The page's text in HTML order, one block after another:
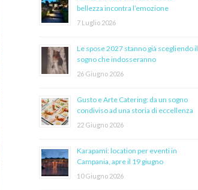
bellezza incontra l’emozione
7 Luglio 2026
Le spose 2027 stanno già scegliendo il
sogno che indosseranno
26 Giugno 2026
Gusto e Arte Catering: da un sogno
condiviso ad una storia di eccellenza
22 Giugno 2026
Karapami: location per eventi in
Campania, apre il 19 giugno
10 Giugno 2026